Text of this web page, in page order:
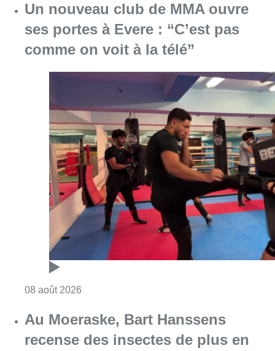
Un nouveau club de MMA ouvre
ses portes à Evere : “C’est pas
comme on voit à la télé”
08 août 2026
Au Moeraske, Bart Hanssens
recense des insectes de plus en